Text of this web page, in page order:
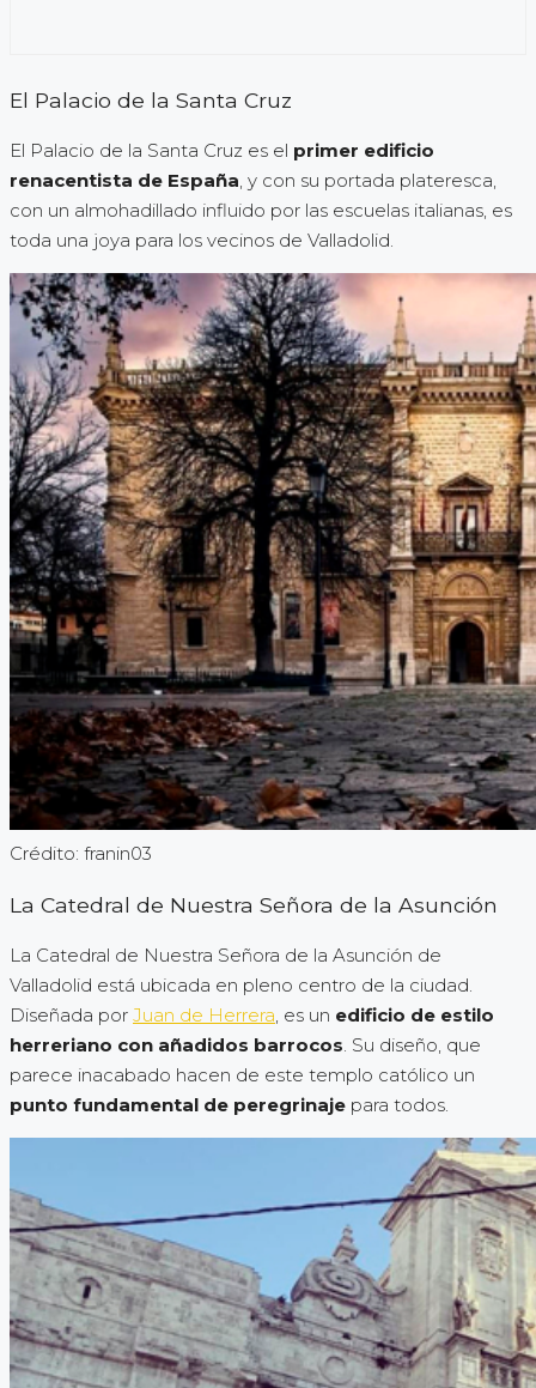
El Palacio de la Santa Cruz
El Palacio de la Santa Cruz es el primer edificio
renacentista de España, y con su portada plateresca,
con un almohadillado influido por las escuelas italianas, es
toda una joya para los vecinos de Valladolid.
Crédito: franin03
La Catedral de Nuestra Señora de la Asunción
La Catedral de Nuestra Señora de la Asunción de
Valladolid está ubicada en pleno centro de la ciudad.
Diseñada por Juan de Herrera, es un edificio de estilo
herreriano con añadidos barrocos. Su diseño, que
parece inacabado hacen de este templo católico un
punto fundamental de peregrinaje para todos.